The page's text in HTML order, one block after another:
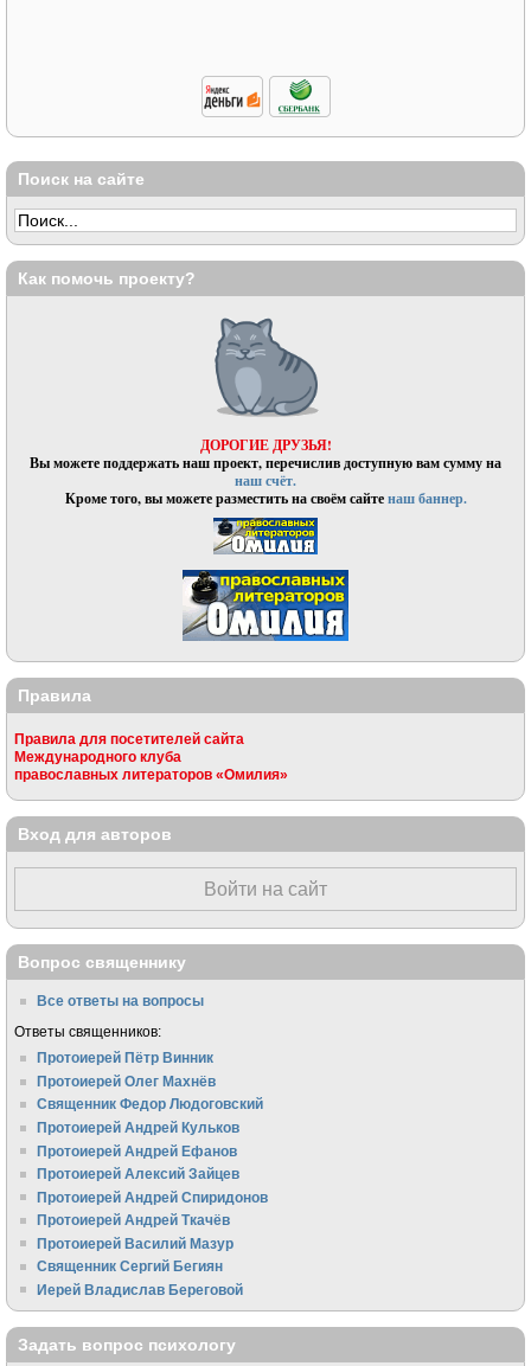
Поиск на сайте
Как помочь проекту?
ДОРОГИЕ ДРУЗЬЯ!
Вы можете поддержать наш проект, перечислив доступную вам сумму на
наш счёт.
Кроме того, вы можете разместить на своём сайтенаш баннер.
Правила
Правила для посетителей сайта
Международного клуба
православных литераторов «Омилия»
Вход для авторов
Войти на сайт
Вопрос священнику
Все ответы на вопросы
Ответы священников:
Протоиерей Пётр Винник
Протоиерей Олег Махнёв
Священник Федор Людоговский
Протоиерей Андрей Кульков
Протоиерей Андрей Ефанов
Протоиерей Алексий Зайцев
Протоиерей Андрей Спиридонов
Протоиерей Андрей Ткачёв
Протоиерей Василий Мазур
Священник Сергий Бегиян
Иерей Владислав Береговой
Задать вопрос психологу